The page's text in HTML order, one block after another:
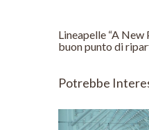
Lineapelle “A New
buon punto di
Potrebbe